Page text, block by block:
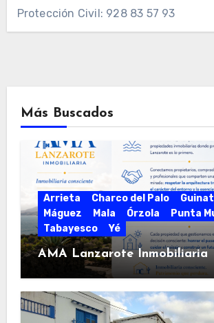
Protección Civil: 928 83 57 93
Más Buscados
Arrieta Charco del Palo
Máguez
Mala Órzola
Punta
Tabayesco
Yé
AMA Lanzarote Inmobiliaria